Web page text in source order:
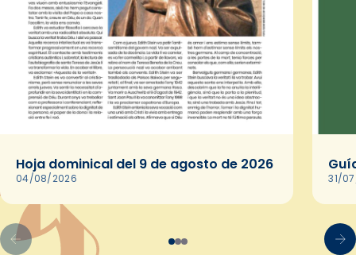
Hoja dominical del 9 de agosto de 2026
04/08/2026 31/